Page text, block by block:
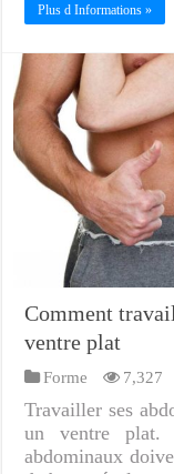
Plus d Informations »
Comment
ventre plat
Forme 7,327
Travailler ses
un ventre plat.
abdominaux